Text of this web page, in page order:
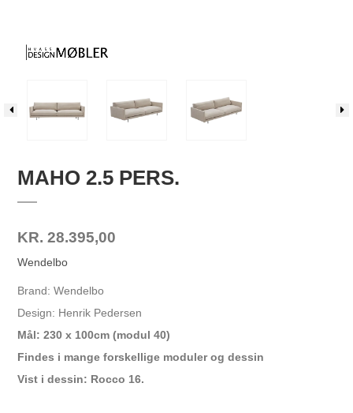
MAHO 2.5 PERS.
KR. 28.395,00
Wendelbo
Brand: Wendelbo
Design: Henrik Pedersen
Mål: 230 x 100cm (modul 40)
Findes i mange forskellige moduler og dessin
Vist i dessin: Rocco 16.